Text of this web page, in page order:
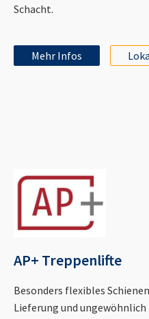
Schacht.
Mehr Infos
AP+ Treppenlifte
Besonders flexibles
Lieferung und ungewöhnlich